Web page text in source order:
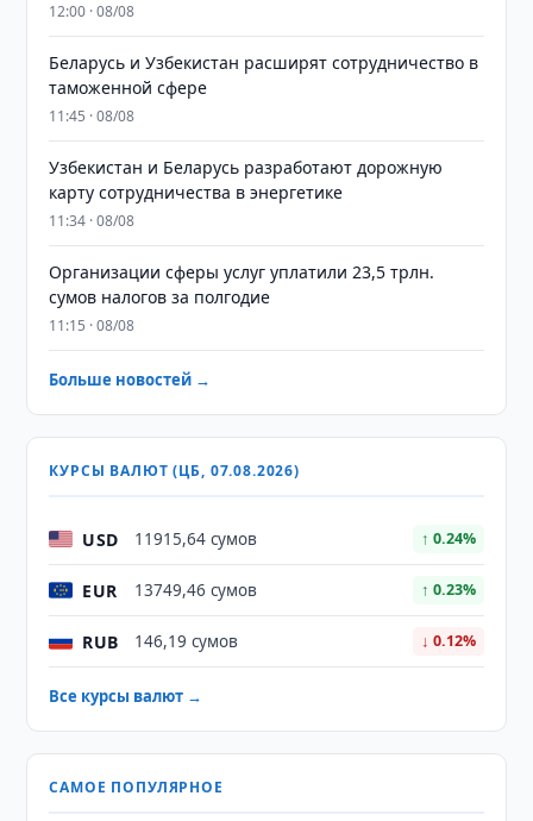
12:00 · 08/08
Беларусь и Узбекистан расширят сотрудничество в
таможенной сфере
11:45 · 08/08
Узбекистан и Беларусь разработают дорожную
карту сотрудничества в энергетике
11:34 · 08/08
Организации сферы услуг уплатили 23,5 трлн.
сумов налогов за полгодие
11:15 · 08/08
Больше новостей →
КУРСЫ ВАЛЮТ (ЦБ, 07.08.2026)
USD 11915,64 сумов ↑ 0.24%
EUR 13749,46 сумов ↑ 0.23%
RUB 146,19 сумов ↓ 0.12%
Все курсы валют →
САМОЕ ПОПУЛЯРНОЕ